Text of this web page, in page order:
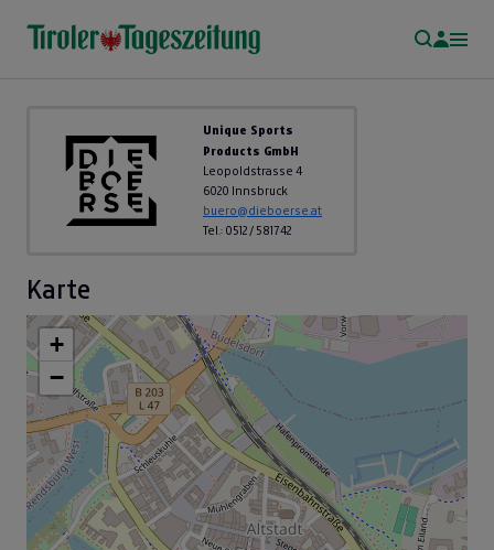
Unique Sports
Products GmbH
Leopoldstrasse 4
6020 Innsbruck
buero@dieboerse.at
Tel.: 0512 / 581742
Karte
+
−